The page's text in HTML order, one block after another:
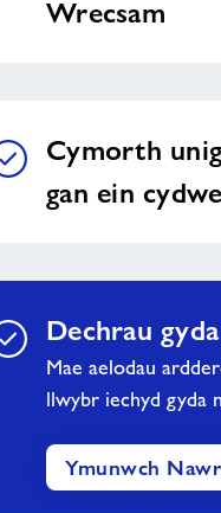
Wrecsam
Cymorth
gan ein
Dechrau
Mae aelodau
llwybr iechyd gyda
Ymunwch Nawr